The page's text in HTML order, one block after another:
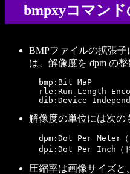
bmpxyコマンド
BMPファイルの拡張
は、解像度を dpm の
  bmp:Bit MaP
rle:Run-Length-
解像度の単位には次の
dpm:Dot Per Meter（ド
圧縮率は画像サイズと